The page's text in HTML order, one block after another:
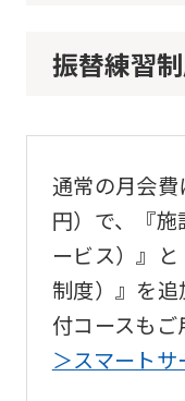
振替練習
通常の月会
円）で、『
ービス）』
制度）』を
付コースもご
＞スマート